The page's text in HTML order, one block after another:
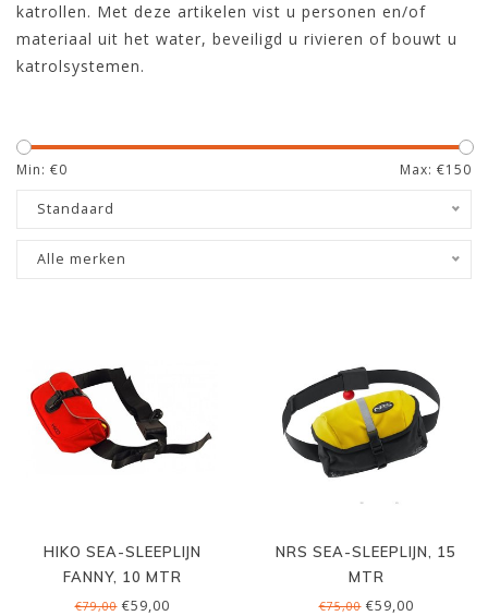
katrollen. Met deze artikelen vist u personen en/of
materiaal uit het water, beveiligd u rivieren of bouwt u
katrolsystemen.
Min: €0 Max: €150
Standaard
Alle merken
HIKO SEA-SLEEPLIJN
FANNY, 10 MTR
€79,00€59,00
NRS SEA-SLEEPLIJN, 15
MTR
€75,00€59,00